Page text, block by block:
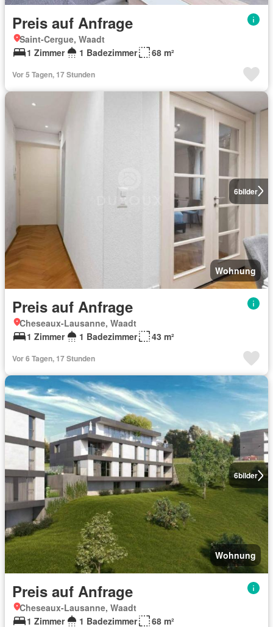
Preis auf Anfrage
Saint-Cergue, Waadt
1 Zimmer
1 Badezimmer 68 m²
Vor 5 Tagen, 17 Stunden
6bilder
Wohnung
Preis auf Anfrage
Cheseaux-Lausanne, Waadt
1 Zimmer
1 Badezimmer 43 m²
Vor 6 Tagen, 17 Stunden
6bilder
Wohnung
Preis auf Anfrage
Cheseaux-Lausanne, Waadt
1 Zimmer
1 Badezimmer
68 m²